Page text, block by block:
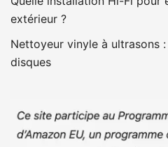
extérieur ?
Nettoyeur vinyle à ultrasons
disques